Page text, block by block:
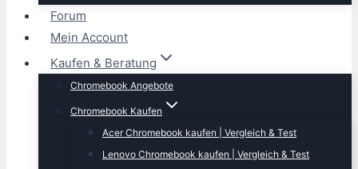
Forum
Mein Account
Kaufen & Beratung
Chromebook Angebote
Chromebook Kaufen
Acer Chromebook kaufen | Vergleich & Test
Lenovo Chromebook kaufen | Vergleich & Test